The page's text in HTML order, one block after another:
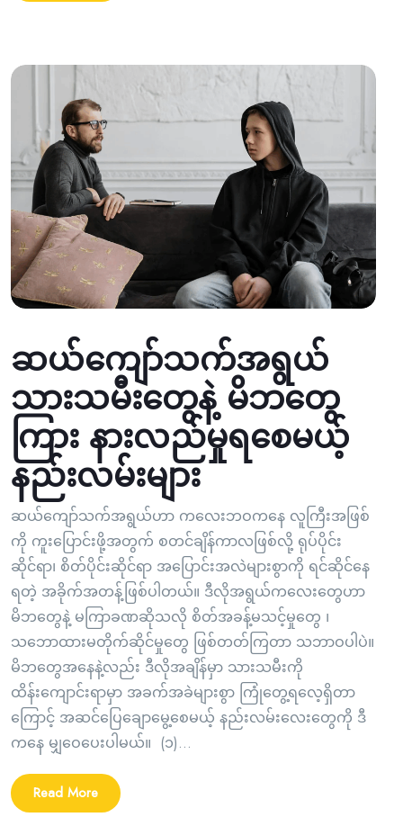
ဆယ်ကျော်သက်အရွယ်
သားသမီးတွေနဲ့ မိဘတွေ
ကြား နားလည်မှုရစေမယ့်
နည်းလမ်းများ
ဆယ်ကျော်သက်အရွယ်ဟာ ကလေးဘဝကနေ လူကြီးအဖြစ်
ကို ကူးပြောင်းဖို့အတွက် စတင်ချိန်ကာလဖြစ်လို့ ရုပ်ပိုင်း
ဆိုင်ရာ၊ စိတ်ပိုင်းဆိုင်ရာ အပြောင်းအလဲများစွာကို ရင်ဆိုင်နေ
ရတဲ့ အခိုက်အတန့်ဖြစ်ပါတယ်။ ဒီလိုအရွယ်ကလေးတွေဟာ
မိဘတွေနဲ့ မကြာခဏဆိုသလို စိတ်အခန့်မသင့်မှုတွေ ၊
သဘောထားမတိုက်ဆိုင်မှုတွေ ဖြစ်တတ်ကြတာ သဘာဝပါပဲ။
မိဘတွေအနေနဲ့လည်း ဒီလိုအချိန်မှာ သားသမီးကို
ထိန်းကျောင်းရာမှာ အခက်အခဲများစွာ ကြုံတွေ့ရလေ့ရှိတာ
ကြောင့် အဆင်ပြေချောမွေ့စေမယ့် နည်းလမ်းလေးတွေကို ဒီ
ကနေ မျှဝေပေးပါမယ်။ (၁)...
Read More